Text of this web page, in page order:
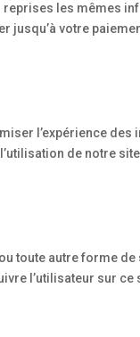
les mêmes
jusqu’à votre
l’expérience
de notre
toute autre forme
l’utilisateur sur